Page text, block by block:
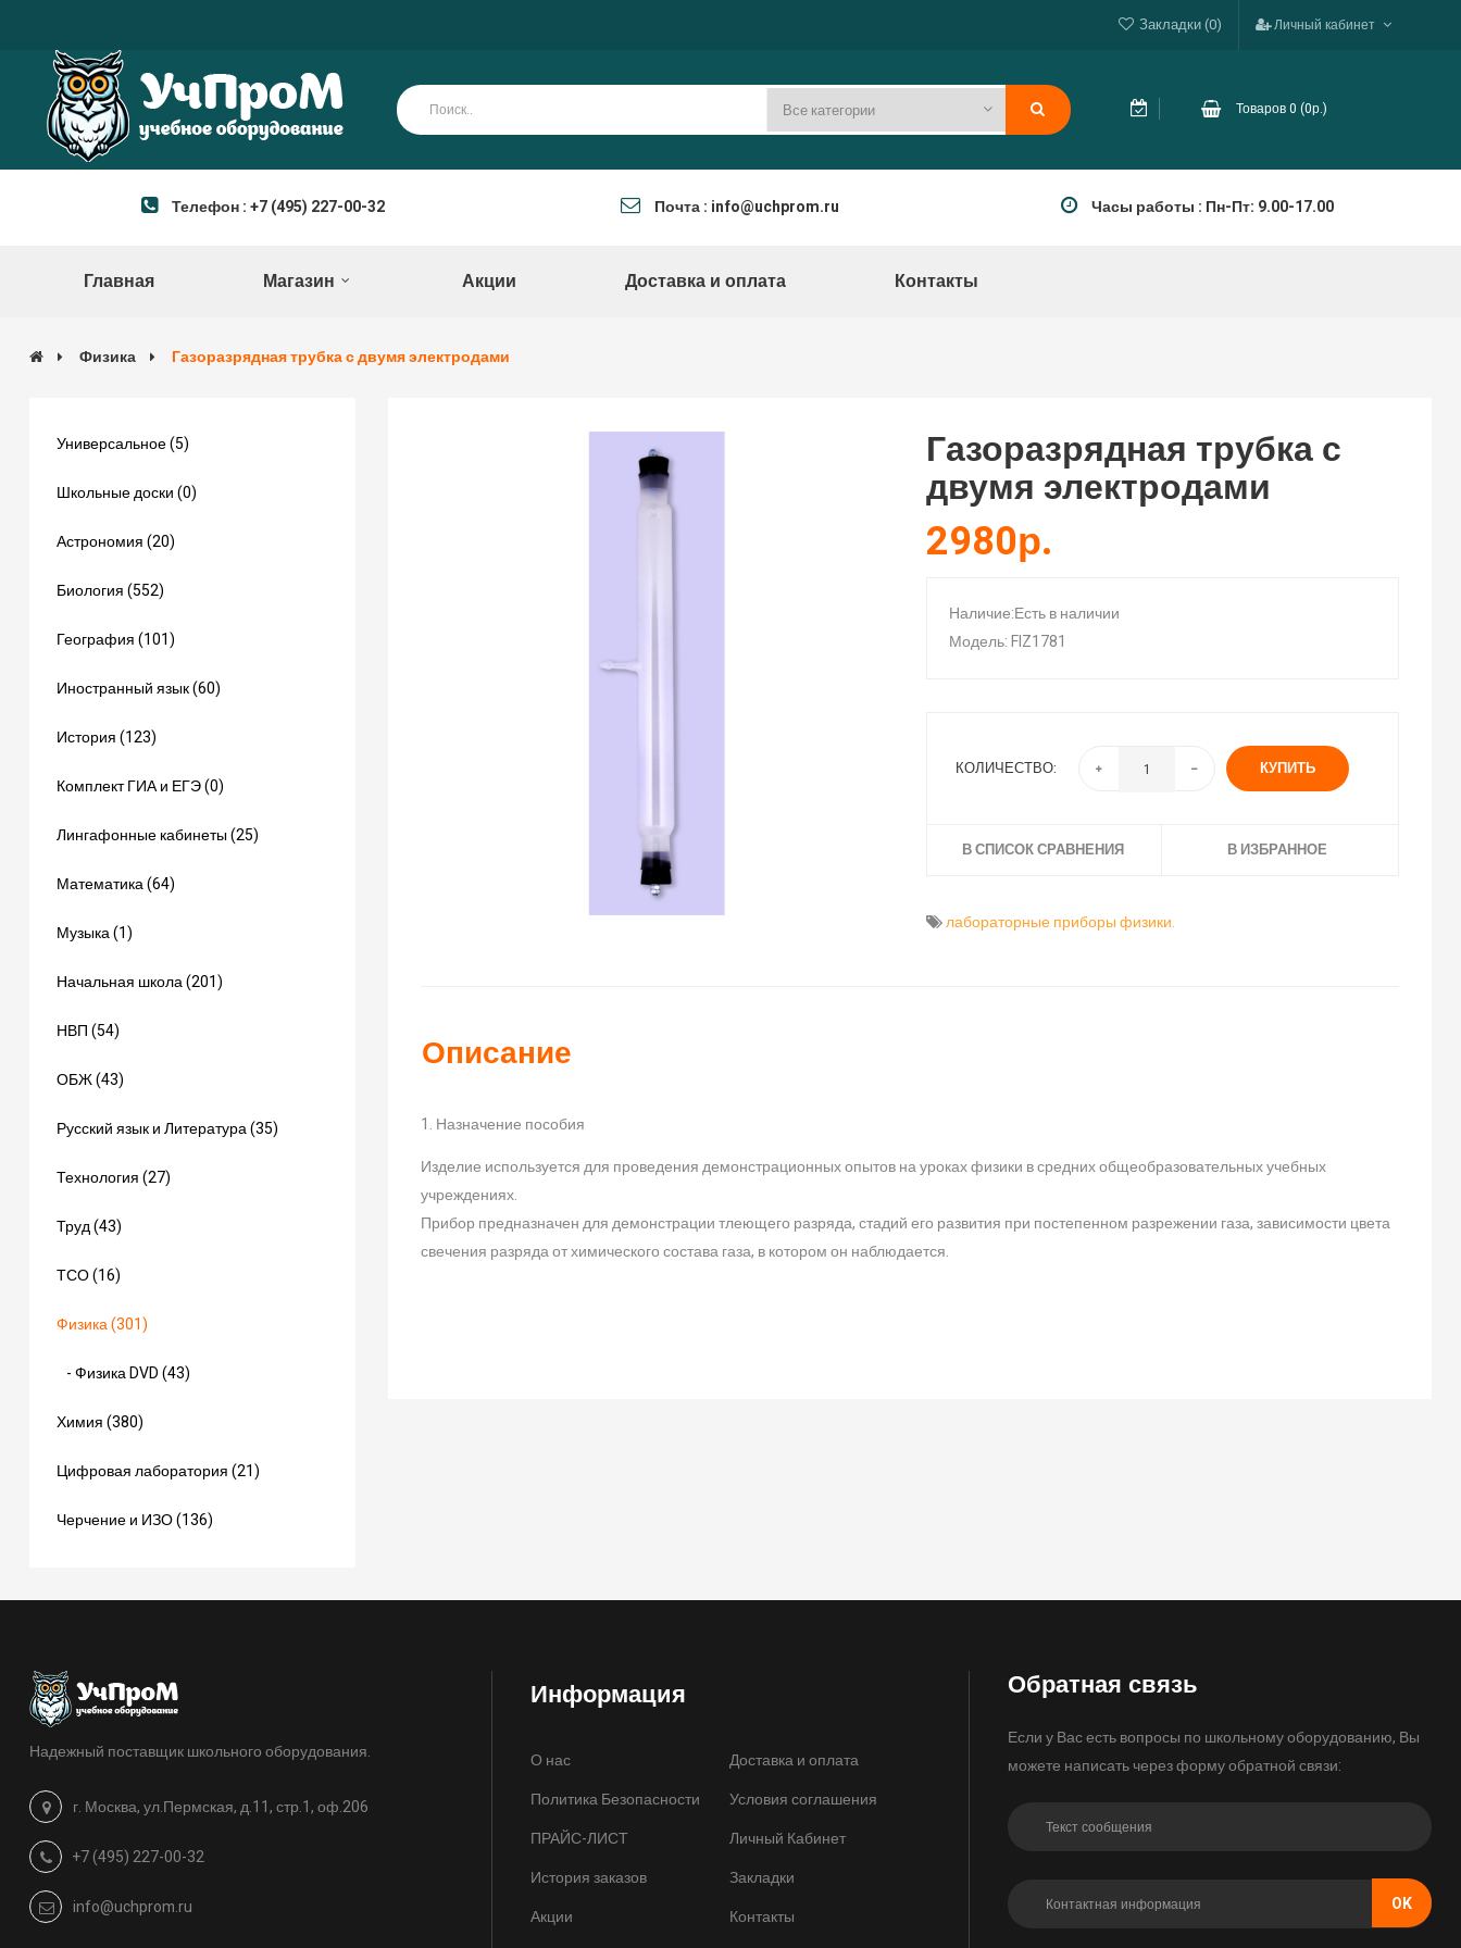
Личный кабинет
Закладки (0)
Товаров 0 (0р.)
Телефон : +7 (495) 227-00-32 Почта : info@uchprom.ru Часы работы : Пн-Пт: 9.00-17.00
Главная Магазин Акции Доставка и оплата Контакты
Физика Газоразрядная трубка с двумя электродами
Универсальное (5)
Школьные доски (0)
Астрономия (20)
Биология (552)
География (101)
Иностранный язык (60)
История (123)
Комплект ГИА и ЕГЭ (0)
Лингафонные кабинеты (25)
Математика (64)
Музыка (1)
Начальная школа (201)
НВП (54)
ОБЖ (43)
Русский язык и Литература (35)
Технология (27)
Труд (43)
ТСО (16)
Физика (301)
- Физика DVD (43)
Химия (380)
Цифровая лаборатория (21)
Черчение и ИЗО (136)
Газоразрядная трубка с
двумя электродами
2980р.
Наличие:Есть в наличии
Модель: FIZ1781
КОЛИЧЕСТВО: КУПИТЬ
В СПИСОК СРАВНЕНИЯ В ИЗБРАННОЕ
лабораторные приборы физики.
Описание
1. Назначение пособия
Изделие используется для проведения демонстрационных опытов на уроках физики в средних общеобразовательных учебных
учреждениях.
Прибор предназначен для демонстрации тлеющего разряда, стадий его развития при постепенном разрежении газа, зависимости цвета
свечения разряда от химического состава газа, в котором он наблюдается.
Надежный поставщик школьного оборудования.
г. Москва, ул.Пермская, д.11, стр.1, оф.206
+7 (495) 227-00-32
info@uchprom.ru
Информация
О нас
Доставка и оплата
Политика Безопасности
Условия соглашения
ПРАЙС-ЛИСТ
Личный Кабинет
История заказов
Закладки
Акции
Контакты
Обратная связь
Если у Вас есть вопросы по школьному оборудованию, Вы
можете написать через форму обратной связи:
OK